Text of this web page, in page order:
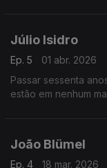
Júlio Isidro
Ep. 5
01 abr. 2026
Passar sessenta
estão em nenhum
João Blümel
Ep. 4 18 mar. 2026